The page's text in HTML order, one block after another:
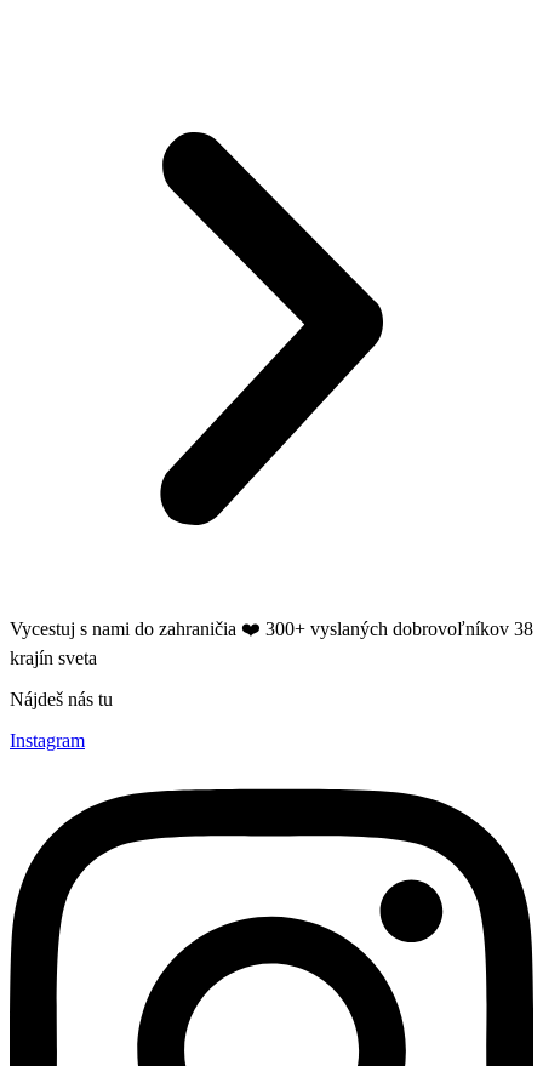
Vycestuj s nami do zahraničia ❤️​ 300+ vyslaných dobrovoľníkov 38
krajín sveta
Nájdeš nás tu
Instagram